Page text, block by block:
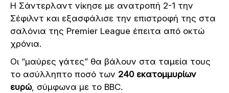
Η Σάντερλαντ νίκησε με ανατροπή 2-1 την
Σέφιλντ και εξασφάλισε την επιστροφή της στα
σαλόνια της Premier League έπειτα από οκτώ
χρόνια.
Οι “μαύρες γάτες” θα βάλουν στα ταμεία τους
το ασύλληπτο ποσό των 240 εκατομμυρίων
ευρώ, σύμφωνα με το BBC.